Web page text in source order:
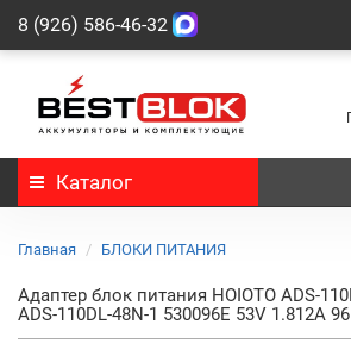
8 (926) 586-46-32
Каталог
Главная БЛОКИ ПИТАНИЯ
Адаптер блок питания HOIOTO ADS-
ADS-110DL-48N-1 530096E 53V 1.812A